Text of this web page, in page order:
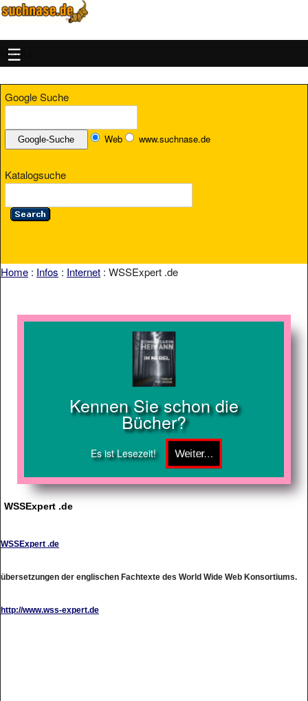
MENU
Google Suche
Web www.suchnase.de
Katalogsuche
Home : Infos : Internet : WSSExpert .de
Kennen Sie schon die
Bücher?
Es ist Lesezeit!
WSSExpert .de
WSSExpert .de
übersetzungen der englischen Fachtexte des World Wide Web Konsortiums.
http://www.wss-expert.de